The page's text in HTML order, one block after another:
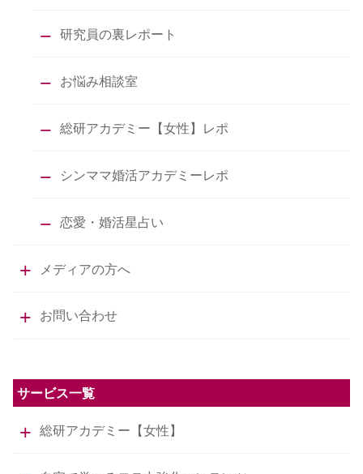
研究員の裏レポート
お悩み相談室
総研アカデミー【女性】レポ
シンママ婚活アカデミーレポ
恋愛・婚活星占い
メディアの方へ
お問い合わせ
サービス一覧
総研アカデミー【女性】